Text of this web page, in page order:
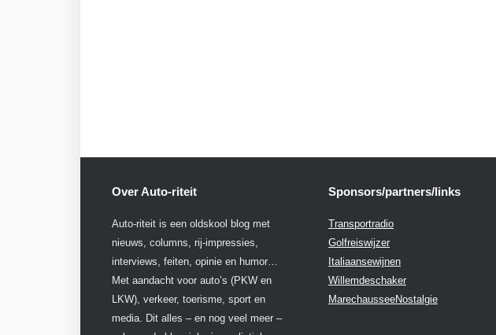
Over Auto-riteit
Auto-riteit is een oldskool blog met
nieuws, columns, rij-impressies,
interviews, feiten, opinie en humor…
Met aandacht voor auto’s (PKW en
LKW), verkeer, toerisme, sport en
media. Dit alles – en nog veel meer –
Sponsors/partners/links
Transportradio
Golfreiswijzer
Italiaansewijnen
Willemdeschaker
MarechausseeNostalgie